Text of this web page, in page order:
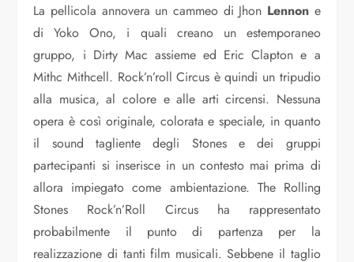
La pellicola annovera un cammeo di Jhon Lennone
di Yoko Ono, i quali creano un estemporaneo
gruppo, i Dirty Mac assieme ed Eric Clapton e a
Mithc Mithcell. Rock’n’roll Circus è quindi un tripudio
alla musica, al colore e alle arti circensi. Nessuna
opera è così originale, colorata e speciale, in quanto
il sound tagliente degli Stones e dei gruppi
partecipanti si inserisce in un contesto mai prima di
allora impiegato come ambientazione. The Rolling
Stones Rock’n’Roll Circus ha rappresentato
probabilmente il punto di partenza per la
realizzazione di tanti film musicali. Sebbene il taglio